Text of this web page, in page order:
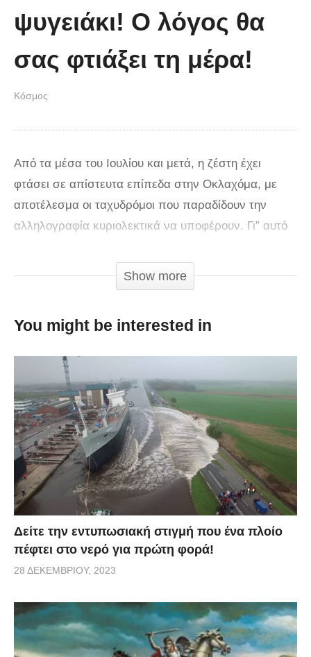
όταν έπεσε απλά ΔΕΝ περιγράφεται!
ψυγειάκι! Ο λόγος θα
σας φτιάξει τη μέρα!
Κόσμος
Από τα μέσα του Ιουλίου και μετά, η ζέστη έχει
φτάσει σε απίστευτα επίπεδα στην Οκλαχόμα, με
αποτέλεσμα οι ταχυδρόμοι που παραδίδουν την
αλληλογραφία κυριολεκτικά να υποφέρουν. Γι” αυτό
βοηθήσουν την κατάσταση. Απλά αφήνοντας ένα
μικρό ψυγειάκι με νερό και αναψυκτικά έξω από
τους αλλά και να βοηθήσουν όλους εκείνους τους
Show more
You might be interested in
Δείτε την εντυπωσιακή στιγμή που ένα πλοίο
πέφτει στο νερό για πρώτη φορά!
28 ΔΕΚΕΜΒΡΊΟΥ, 2023